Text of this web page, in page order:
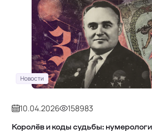
Новости
10.04.2026 158983
Королёв и коды судьбы: